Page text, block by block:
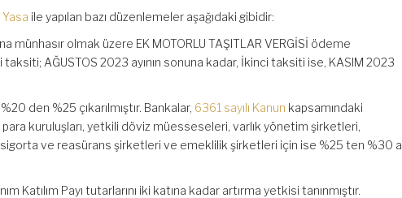
Yasa ile yapılan bazı düzenlemeler aşağıdaki gibidir:
münhasır olmak üzere EK MOTORLU TAŞITLAR VERGİSİ ödeme
AĞUSTOS 2023 ayının sonuna kadar, İkinci taksiti ise, KASIM 2023
den %25 çıkarılmıştır. Bankalar, 6361 sayılı Kanun kapsamındaki
kuruluşları, yetkili döviz müesseseleri, varlık yönetim şirketleri,
sigorta ve reasürans şirketleri ve emeklilik şirketleri için ise %25 ten %30 a
Katılım Payı tutarlarını iki katına kadar artırma yetkisi tanınmıştır.